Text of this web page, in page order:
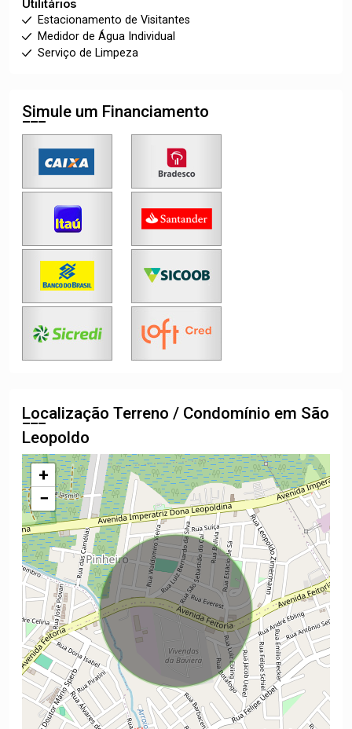
Utilitários
Estacionamento de Visitantes
Medidor de Água Individual
Serviço de Limpeza
Simule um Financiamento
Localização Terreno / Condomínio em São
Leopoldo
+
−